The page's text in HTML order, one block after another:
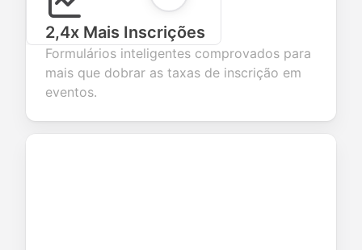
2,4x Mais Inscrições
Formulários inteligentes comprovados para
mais que dobrar as taxas de inscrição em
eventos.